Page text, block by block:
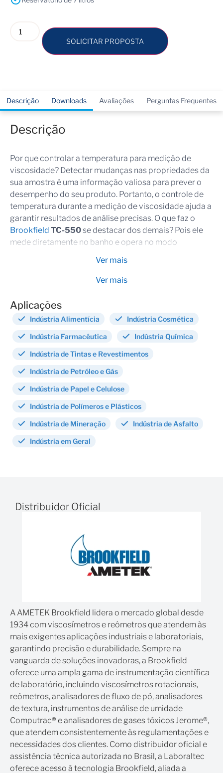
SOLICITAR PROPOSTA
Descrição Downloads Avaliações Perguntas Frequentes
Descrição
Por que controlar a temperatura para medição de
viscosidade? Detectar mudanças nas propriedades da
sua amostra é uma informação valiosa para prever o
desempenho do seu produto. Portanto, o controle de
temperatura durante a medição de viscosidade ajuda a
garantir resultados de análise precisas. O que faz o
Brookfield TC-550se destacar dos demais? Pois ele
mede diretamente no banho e opera no modo
essencial para o controle térmico de amostras em
garantir alta precisão e estabilidade, ele mantém a
temperatura ideal para medições de viscosidade e
reologia.
Com uma faixa de operação ampla e controle
uniformidade térmica, minimizando variações nos
testes e proporcionando resultados confiáveis. Assim,
forma homogênea, evitando gradientes de
temperatura.
Nesse sentido, com faixa de temperatura de -20°C a
Faixa de temperatura ajustável entre -20 °C e +200
Alta estabilidade térmica com precisão de ±0,01 °C
Bomba circuladora integrada para homogeneização
Compatível com viscosímetros e reômetros
Brookfield
Design robusto e durável para uso em laboratório
Disponibilidade de operação autônoma, sem
necessidade de uso de água da torneira
Fácil controle do ponto de ajuste
A configuração permite que a medição da
viscosidade seja feita diretamente no banho, assim
acomodando um béquer de 600 ml
A versão do controlador programável foi projetada
para automatizar o controle de temperatura da
amostra
Ver mais
Ver mais
Aplicações
Indústria Alimentícia Indústria Cosmética
Indústria Farmacêutica Indústria Química
Indústria de Tintas e Revestimentos
Indústria de Petróleo e Gás
Indústria de Papel e Celulose
Indústria de Polímeros e Plásticos
Indústria de Mineração Indústria de Asfalto
Indústria em Geral
Distribuidor Oficial
A AMETEK Brookfield lidera o mercado global desde
1934 com viscosímetros e reômetros que atendem às
mais exigentes aplicações industriais e laboratoriais,
garantindo precisão e durabilidade. Sempre na
vanguarda de soluções inovadoras, a Brookfield
oferece uma ampla gama de instrumentação científica
de laboratório, incluindo viscosímetros rotacionais,
reômetros, analisadores de fluxo de pó, analisadores
de textura, instrumentos de análise de umidade
Computrac® e analisadores de gases tóxicos Jerome®,
que atendem consistentemente às regulamentações e
necessidades dos clientes. Como distribuidor oficial e
assistência técnica autorizada no Brasil, a Laboraltec
oferece acesso à tecnologia Brookfield, aliada a